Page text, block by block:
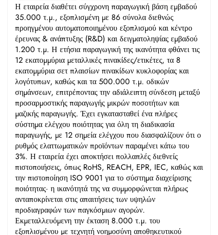
Η εταιρεία διαθέτει σύγχρονη παραγωγική βάση εμβαδού
35.000 τ.μ., εξοπλισμένη με 86 σύνολα διεθνώς
προηγμένου αυτοματοποιημένου εξοπλισμού και κέντρο
έρευνας & ανάπτυξης (R&D) και δειγματοληψίας εμβαδού
1.200 τ.μ. Η ετήσια παραγωγική της ικανότητα φθάνει τις
12 εκατομμύρια μεταλλικές πινακίδες/ετικέτες, τα 8
εκατομμύρια σετ πλαισίων πινακίδων κυκλοφορίας και
λογότυπων, καθώς και τα 500.000 τ.μ. οδικών
σημάνσεων, επιτρέποντας την αδιάλειπτη σύνδεση μεταξύ
προσαρμοστικής παραγωγής μικρών ποσοτήτων και
μαζικής παραγωγής. Έχει εγκατασταθεί ένα πλήρες
σύστημα ελέγχου ποιότητας για όλη τη διαδικασία
παραγωγής, με 12 σημεία ελέγχου που διασφαλίζουν ότι ο
ρυθμός ελαττωματικών προϊόντων παραμένει κάτω του
3%. Η εταιρεία έχει αποκτήσει πολλαπλές διεθνείς
πιστοποιήσεις, όπως RoHS, REACH, EPR, IEC, καθώς και
την πιστοποίηση ISO 9001 για το σύστημα διαχείρισης
ποιότητας· η ικανότητά της να συμμορφώνεται πλήρως
ανταποκρίνεται στις απαιτήσεις των υψηλών
προδιαγραφών των παγκόσμιων αγορών.
Εκμεταλλευόμενη την έκταση 8.000 τ.μ. του
εξοπλισμένου με τεχνητή νοημοσύνη αποθηκευτικού